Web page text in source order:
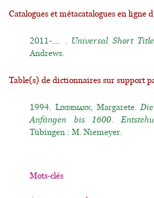
Catalogues et métacatalogues en ligne
2011-.... . Universal Short
Andrews.
Table(s) de dictionnaires sur support
1994.Lindemann, Margarete.
Anfängen bis 1600.
Tübingen : M. Niemeyer.
Mots-clés